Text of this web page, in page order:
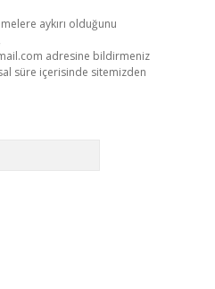
aykırı olduğunu
adresine bildirmeniz
süre içerisinde sitemizden